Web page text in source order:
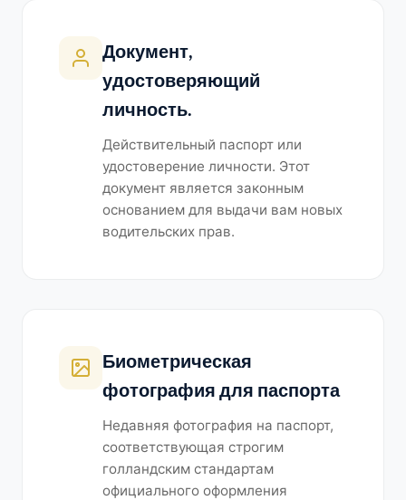
Документ,
удостоверяющий
личность.
Действительный паспорт или
удостоверение личности. Этот
документ является законным
основанием для выдачи вам новых
водительских прав.
Биометрическая
фотография для паспорта
Недавняя фотография на паспорт,
соответствующая строгим
голландским стандартам
официального оформления